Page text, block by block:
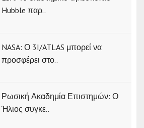
Hubble παρ..
NASA: Ο 3I/ATLAS μπορεί να
προσφέρει στο..
Ρωσική Ακαδημία Επιστημών: Ο
Ήλιος συγκε..